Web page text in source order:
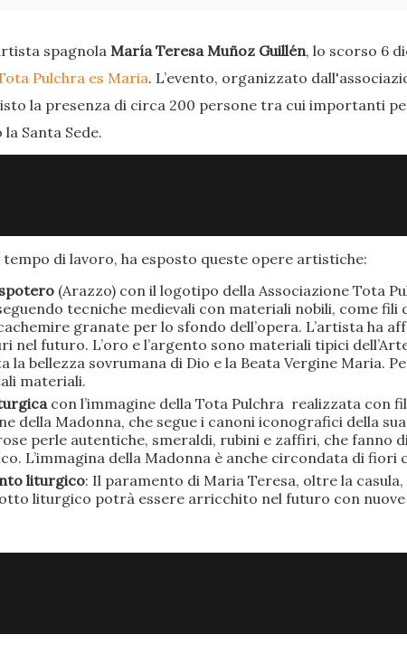
spagnola María Teresa Muñoz Guillén, lo scorso 6
Pulchra es Maria. L’evento, organizzato
la presenza di circa 200 persone tra cui importanti
Santa Sede.
di lavoro, ha esposto queste opere artistiche:
(Arazzo) con il logotipo della Associazione Tota
tecniche medievali con materiali nobili, come
granate per lo sfondo dell’opera. L’artista ha
nel futuro. L’oro e l’argento sono materiali tipici
la bellezza sovrumana di Dio e la Beata Vergine Maria.
materiali.
con l’immagine della Tota Pulchra realizzata con
della Madonna, che segue i canoni iconografici della
perle autentiche, smeraldi, rubini e zaffiri, che fanno
L’immagina della Madonna è anche circondata di fiori
liturgico: Il paramento di Maria Teresa, oltre la
liturgico potrà essere arricchito nel futuro con